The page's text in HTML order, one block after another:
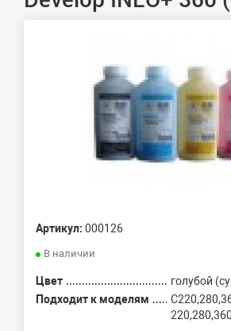
Артикул: 000126
В наличии
Цвет
голубой
Подходит к моделям
220,280,360